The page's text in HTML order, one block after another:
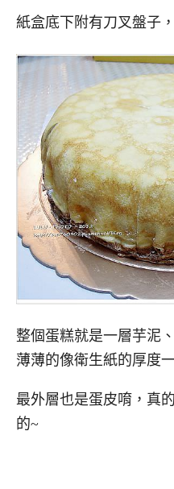
紙盒底下附有刀叉盤子
整個蛋糕就是一層芋泥
薄薄的像衛生紙的厚度
最外層也是蛋皮唷，真
的~